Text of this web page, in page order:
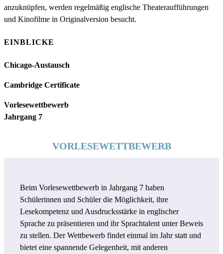
anzuknüpfen, werden regelmäßig englische Theateraufführungen
und Kinofilme in Originalversion besucht.
EINBLICKE
Chicago-Austausch
Cambridge Certificate
Vorlesewettbewerb
Jahrgang 7
VORLESEWETTBEWERB
Beim Vorlesewettbewerb in Jahrgang 7 haben
Schülerinnen und Schüler die Möglichkeit, ihre
Lesekompetenz und Ausdrucksstärke in englischer
Sprache zu präsentieren und ihr Sprachtalent unter Beweis
zu stellen. Der Wettbewerb findet einmal im Jahr statt und
bietet eine spannende Gelegenheit, mit anderen